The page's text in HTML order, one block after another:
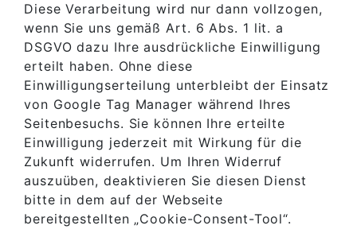
Diese Verarbeitung wird nur dann vollzogen,
wenn Sie uns gemäß Art. 6 Abs. 1 lit. a
DSGVO dazu Ihre ausdrückliche Einwilligung
erteilt haben. Ohne diese
Einwilligungserteilung unterbleibt der Einsatz
von Google Tag Manager während Ihres
Seitenbesuchs. Sie können Ihre erteilte
Einwilligung jederzeit mit Wirkung für die
Zukunft widerrufen. Um Ihren Widerruf
auszuüben, deaktivieren Sie diesen Dienst
bitte in dem auf der Webseite
bereitgestellten „Cookie-Consent-Tool“.